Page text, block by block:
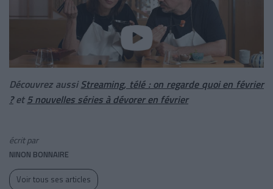
Découvrez aussiStreaming, télé : on regarde quoi en février
?et5 nouvelles séries à dévorer en février
écrit par
NINON BONNAIRE
Voir tous ses articles